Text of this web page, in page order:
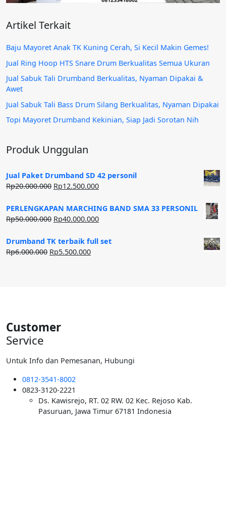
Artikel Terkait
Baju Mayoret Anak TK Kuning Cerah, Si Kecil Makin Gemes!
Jual Ring Hoop HTS Snare Drum Berkualitas Semua Ukuran
Jual Sabuk Tali Drumband Berkualitas, Nyaman Dipakai &
Awet
Jual Sabuk Tali Bass Drum Silang Berkualitas, Nyaman Dipakai
Topi Mayoret Drumband Kekinian, Siap Jadi Sorotan Nih
Produk Unggulan
Jual Paket Drumband SD 42 personil
Rp20.000.000 Harga
adalah:
Rp20.000.000.
Rp12.500.000Harga
ini
adalah:
PERLENGKAPAN MARCHING BAND SMA 33 PERSONIL
Rp50.000.000 Harga
adalah:
Rp50.000.000.
Rp40.000.000Harga
ini
Drumband TK terbaik full set
Rp6.000.000 Harga
Rp5.500.000Harga
Customer
Service
Untuk Info dan Pemesanan, Hubungi
0812-3541-8002
0823-3120-2221
Ds. Kawisrejo, RT. 02 RW. 02 Kec. Rejoso Kab.
Pasuruan, Jawa Timur 67181 Indonesia